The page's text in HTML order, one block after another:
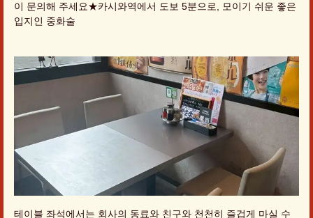
이 문의해 주세요★카시와역에서 도보 5분으로, 모이기 쉬운 좋은
입지인 중화술
테이블 좌석에서는 회사의 동료와 친구와 천천히 즐겁게 마실 수